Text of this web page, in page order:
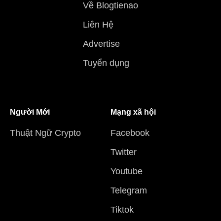
Về Blogtienao
Liên Hệ
Advertise
Tuyển dụng
Người Mới
Thuật Ngữ Crypto
Mạng xã hội
Facebook
Twitter
Youtube
Telegram
Tiktok